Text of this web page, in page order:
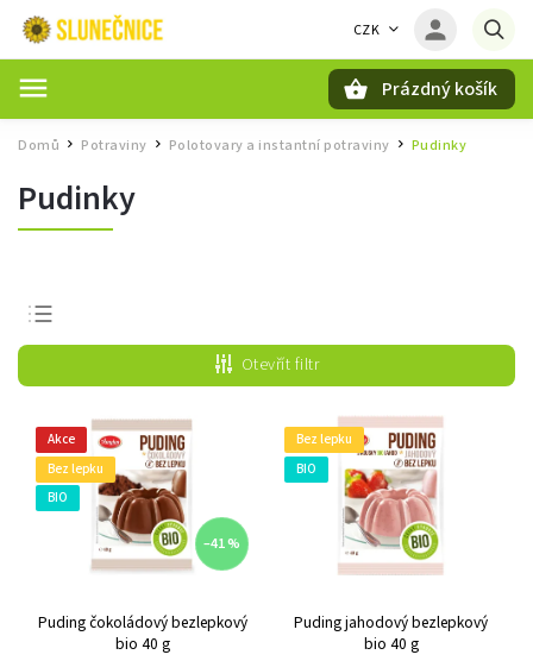
CZK
Prázdný košík
Domů / Potraviny Polotovary a instantní potraviny Pudinky
Pudinky
Nejprodávanější
Nejlevnější
Nejdražší
Abecedně
Otevřít filtr
Akce
Bez lepku
BIO
–41 %
Puding čokoládový bezlepkový
bio 40 g
Bez lepku
BIO
Puding jahodový bezlepkový
bio 40 g